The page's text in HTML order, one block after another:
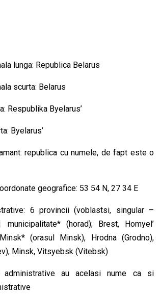
lunga: Republica Belarus
scurta: Belarus
Respublika Byelarus’
Byelarus’
republica cu numele, de fapt este o
geografice: 53 54 N, 27 34 E
6 provincii (voblastsi, singular –
municipalitate* (horad); Brest, Homyel’
(orasul Minsk), Hrodna (Grodno),
Minsk, Vitsyebsk (Vitebsk)
administrative au acelasi nume ca si